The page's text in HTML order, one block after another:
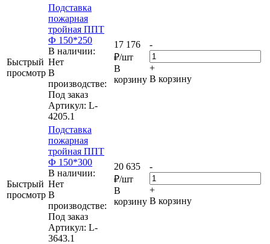
Быстрый
просмотр
Подставка
пожарная
тройная ППТ
Ф 150*250
В наличии:
Нет
В
производстве:
Под заказ
Артикул: L-
4205.1
17 176
₽/шт
В
корзину
-
+
В корзину
Быстрый
просмотр
Подставка
пожарная
тройная ППТ
Ф 150*300
В наличии:
Нет
В
производстве:
Под заказ
Артикул: L-
3643.1
20 635
₽/шт
В
корзину
-
+
В корзину